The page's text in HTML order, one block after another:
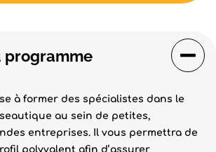
programme
à former des spécialistes dans le
au sein de petites,
entreprises. Il vous permettra de
polyvalent afin d’assurer